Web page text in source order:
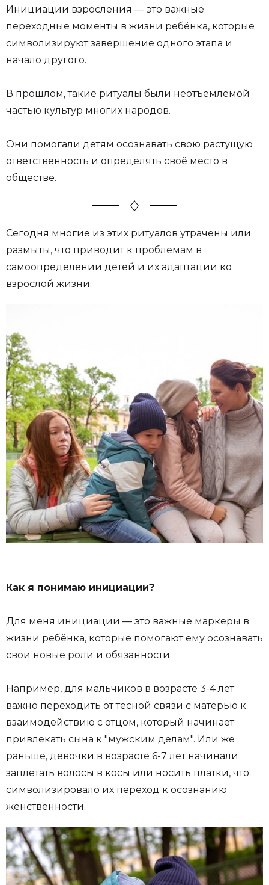
Инициации взросления — это важные
переходные моменты в жизни ребёнка, которые
символизируют завершение одного этапа и
начало другого.
В прошлом, такие ритуалы были неотъемлемой
частью культур многих народов.
Они помогали детям осознавать свою растущую
ответственность и определять своё место в
обществе.
Сегодня многие из этих ритуалов утрачены или
размыты, что приводит к проблемам в
самоопределении детей и их адаптации ко
взрослой жизни.
Как я понимаю инициации?
Для меня инициации — это важные маркеры в
жизни ребёнка, которые помогают ему осознавать
свои новые роли и обязанности.
Например, для мальчиков в возрасте 3-4 лет
важно переходить от тесной связи с матерью к
взаимодействию с отцом, который начинает
привлекать сына к "мужским делам". Или же
раньше, девочки в возрасте 6-7 лет начинали
заплетать волосы в косы или носить платки, что
символизировало их переход к осознанию
женственности.